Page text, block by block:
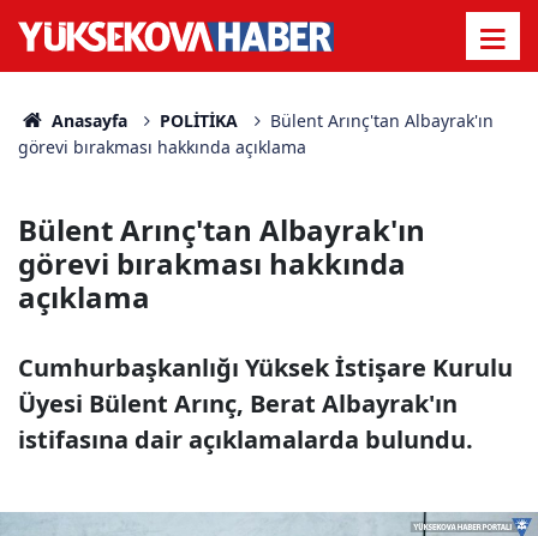
Anasayfa POLİTİKA
Bülent Arınç'tan Albayrak'ın
görevi bırakması hakkında açıklama
Bülent Arınç'tan Albayrak'ın
görevi bırakması hakkında
açıklama
Cumhurbaşkanlığı Yüksek İstişare Kurulu
Üyesi Bülent Arınç, Berat Albayrak'ın
istifasına dair açıklamalarda bulundu.